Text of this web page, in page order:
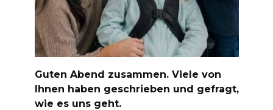
Guten Abend zusammen. Viele von
Ihnen haben geschrieben und gefragt,
wie es uns geht.